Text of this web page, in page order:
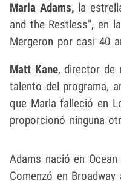
Marla Adams, la
and the Restless", en
Mergeron por casi 40
Matt Kane, director de
talento del programa,
que Marla falleció en
proporcionó ninguna
Adams nació en
Comenzó en